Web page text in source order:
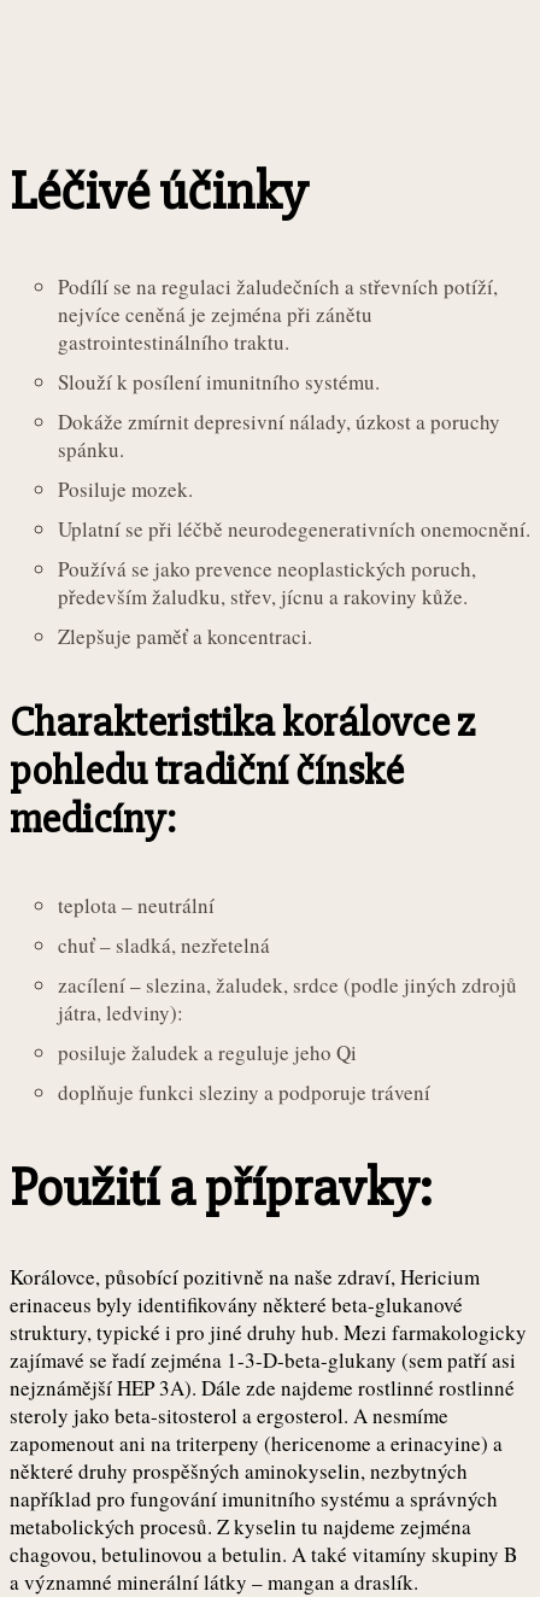
Léčivé účinky
Podílí se na regulaci žaludečních a střevních potíží,
nejvíce ceněná je zejména při zánětu
gastrointestinálního traktu.
Slouží k posílení imunitního systému.
Dokáže zmírnit depresivní nálady, úzkost a poruchy
spánku.
Posiluje mozek.
Uplatní se při léčbě neurodegenerativních onemocnění.
Používá se jako prevence neoplastických poruch,
především žaludku, střev, jícnu a rakoviny kůže.
Zlepšuje paměť a koncentraci.
Charakteristika korálovce z
pohledu tradiční čínské
medicíny:
teplota – neutrální
chuť – sladká, nezřetelná
zacílení – slezina, žaludek, srdce (podle jiných zdrojů
játra, ledviny):
posiluje žaludek a reguluje jeho Qi
doplňuje funkci sleziny a podporuje trávení
Použití a přípravky:
Korálovce, působící pozitivně na naše zdraví, Hericium
erinaceus byly identifikovány některé beta-glukanové
struktury, typické i pro jiné druhy hub. Mezi farmakologicky
zajímavé se řadí zejména 1-3-D-beta-glukany (sem patří asi
nejznámější HEP 3A). Dále zde najdeme rostlinné rostlinné
steroly jako beta-sitosterol a ergosterol. A nesmíme
zapomenout ani na triterpeny (hericenome a erinacyine) a
některé druhy prospěšných aminokyselin, nezbytných
například pro fungování imunitního systému a správných
metabolických procesů. Z kyselin tu najdeme zejména
chagovou, betulinovou a betulin. A také vitamíny skupiny B
a významné minerální látky – mangan a draslík.